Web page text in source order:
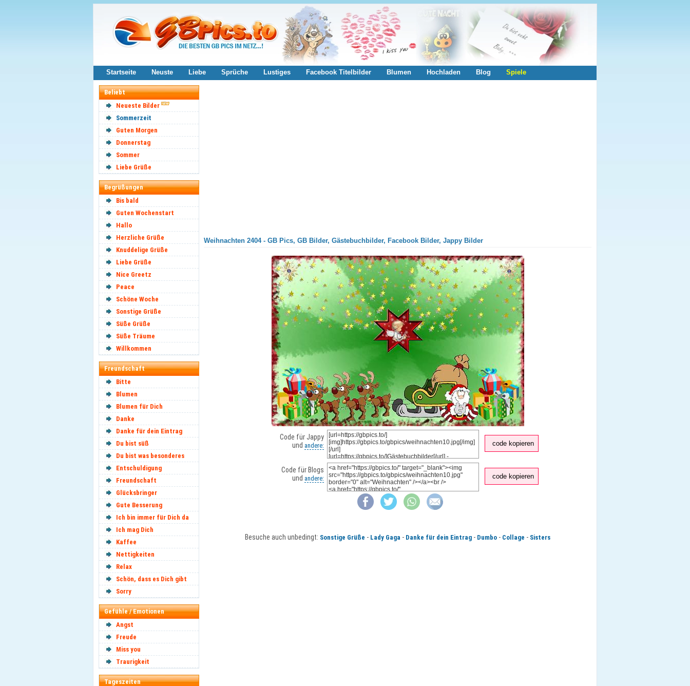
Startseite Neuste Liebe Sprüche Lustiges Facebook Titelbilder Blumen Hochladen Blog Spiele
Beliebt
Neueste Bilder
Sommerzeit
Guten Morgen
Donnerstag
Sommer
Liebe Grüße
Begrüßungen
Bis bald
Guten Wochenstart
Hallo
Herzliche Grüße
Knuddelige Grüße
Liebe Grüße
Nice Greetz
Peace
Schöne Woche
Sonstige Grüße
Süße Grüße
Süße Träume
Willkommen
Freundschaft
Bitte
Blumen
Blumen für Dich
Danke
Danke für dein Eintrag
Du bist süß
Du bist was besonderes
Entschuldigung
Freundschaft
Glücksbringer
Gute Besserung
Ich bin immer für Dich da
Ich mag Dich
Kaffee
Nettigkeiten
Relax
Schön, dass es Dich gibt
Sorry
Gefühle / Emotionen
Angst
Freude
Miss you
Traurigkeit
Tageszeiten
Weihnachten 2404 - GB Pics, GB Bilder, Gästebuchbilder, Facebook Bilder, Jappy Bilder
Code für Jappy
und andere: code kopieren
Code für Blogs
und andere: code kopieren
Besuche auch unbedingt: Sonstige Grüße - Lady Gaga - Danke für dein Eintrag - Dumbo - Collage - Sisters